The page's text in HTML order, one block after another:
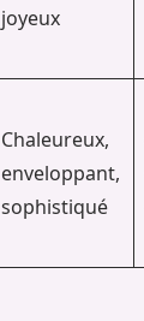
joyeux
Chaleureux,
enveloppant,
sophistiqué